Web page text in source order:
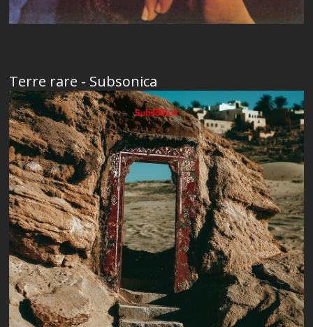
Terre rare - Subsonica